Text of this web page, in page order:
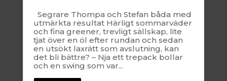
Segrare Thompa och Stefan båda med
utmärkta resultat Härligt sommarväder
och fina greener, trevligt sällskap, lite
tjat över en öl efter rundan och sedan
en utsökt laxrätt som avslutning, kan
det bli bättre? – Nja ett trepack bollar
och en swing som var...